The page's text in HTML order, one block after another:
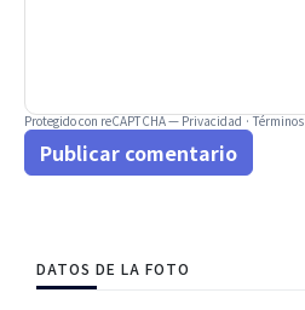
Protegido con reCAPTCHA —Privacidad·Términos
Publicar comentario
DATOS DE LA FOTO